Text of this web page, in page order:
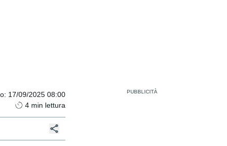
: 17/09/2025 08:00
4 min lettura